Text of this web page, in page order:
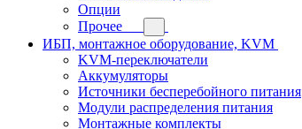
Опции
Прочее
ИБП, монтажное оборудование, KVM
KVM-переключатели
Аккумуляторы
Источники бесперебойного питания
Модули распределения питания
Монтажные комплекты